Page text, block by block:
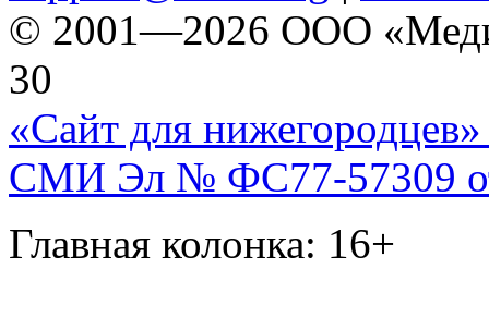
© 2001—2026 ООО
30
«Сайт для нижегородцев»
СМИ Эл № ФС77-57309
Главная колонка: 16+